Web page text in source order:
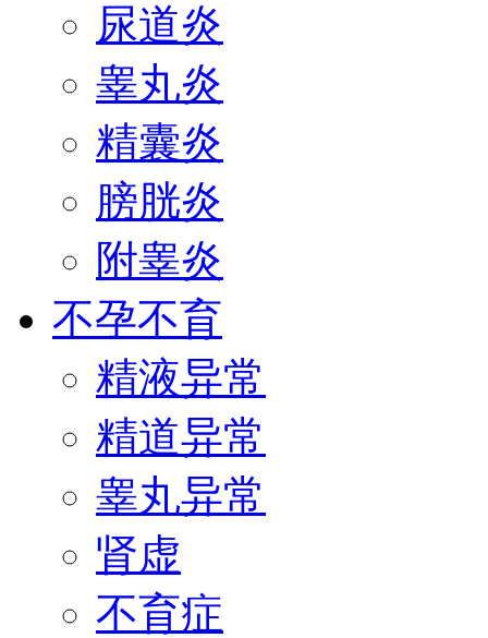
尿道炎
睾丸炎
精囊炎
膀胱炎
附睾炎
不孕不育
精液异常
精道异常
睾丸异常
肾虚
不育症